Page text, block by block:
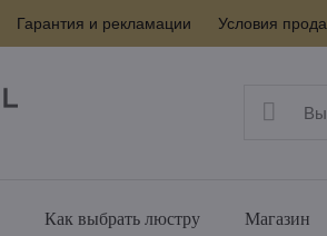
Гарантия и рекламации Условия
Как выбрать люстру Магазин